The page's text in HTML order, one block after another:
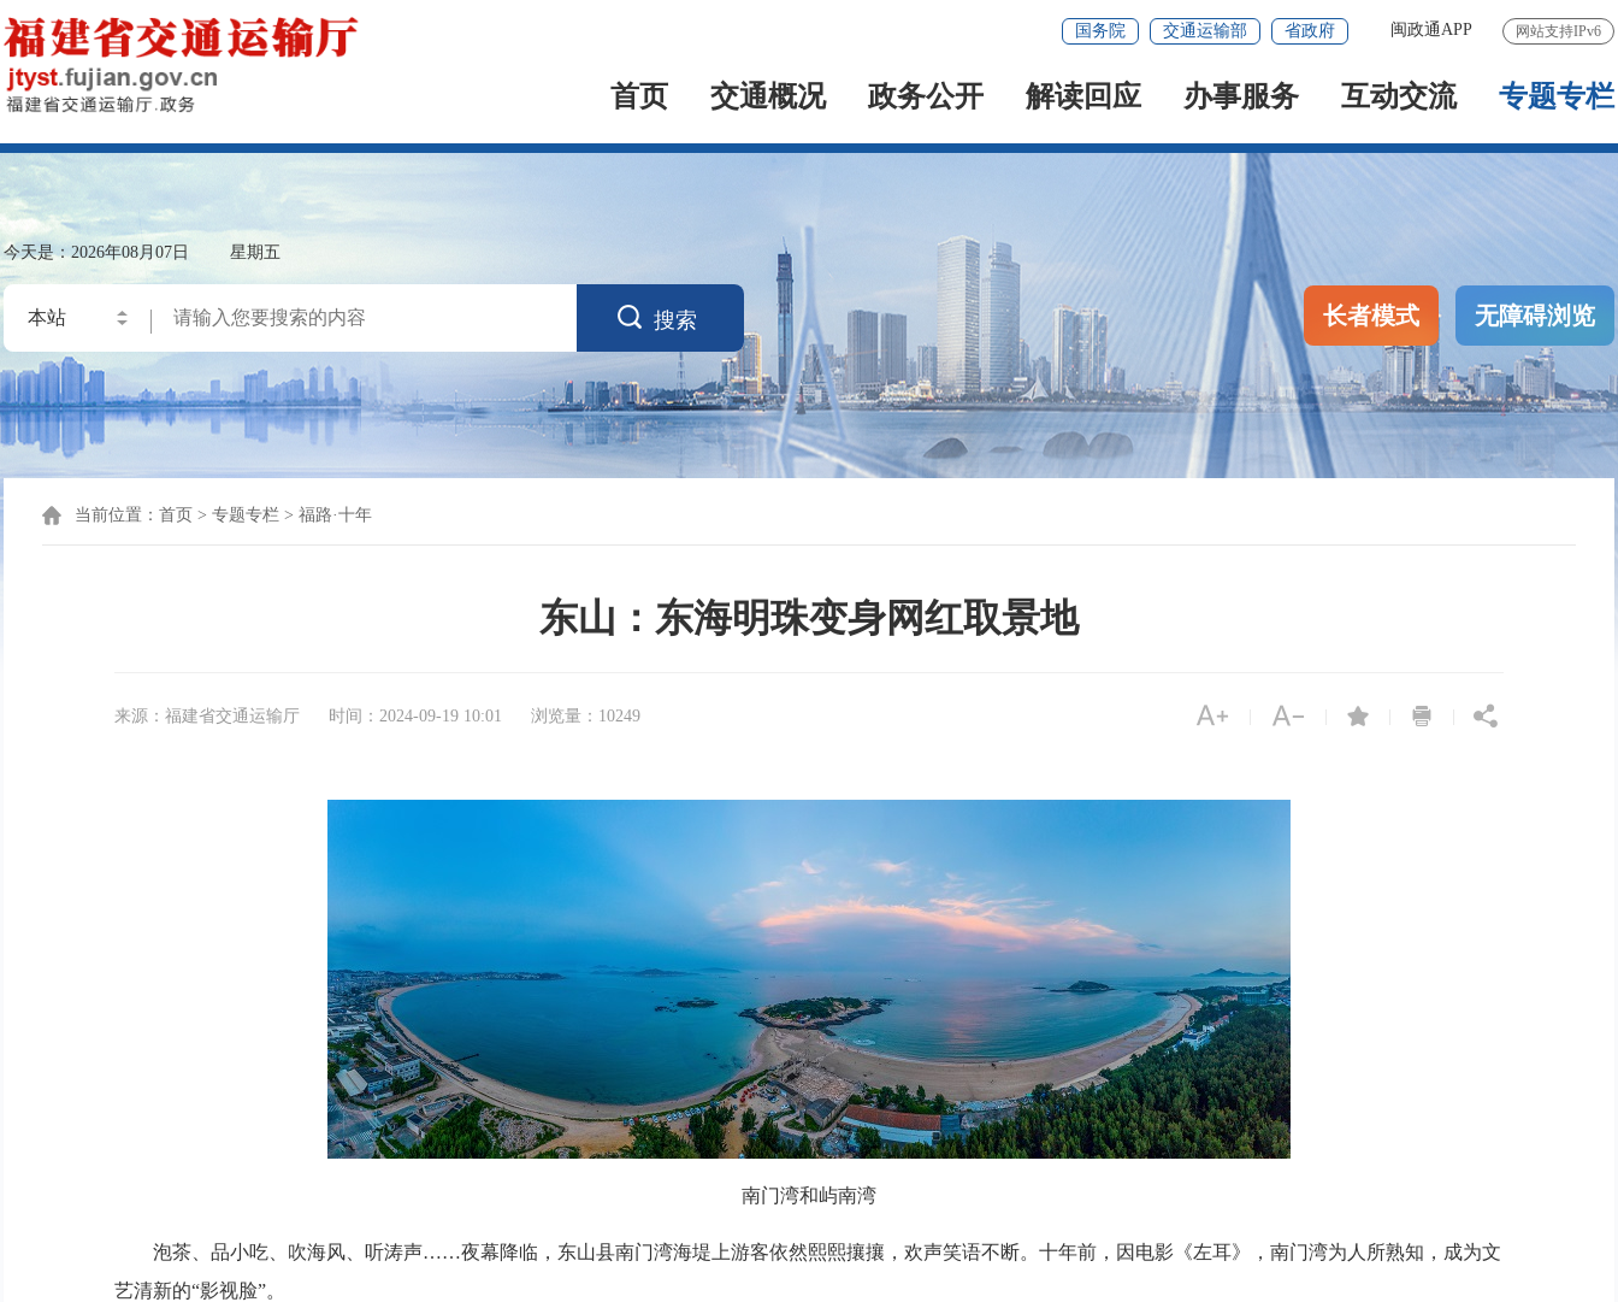
网站支持IPv6
闽政通APP
国务院 交通运输部 省政府
首页 交通概况 政务公开 解读回应 办事服务 互动交流 专题专栏
今天是：2026年08月07日 星期五
 搜索 长者模式 无障碍浏览
当前位置：首页 >专题专栏 >福路·十年
东山：东海明珠变身网红取景地
来源：福建省交通运输厅 时间：2024-09-19 10:01 浏览量： 10249     
南门湾和屿南湾
泡茶、品小吃、吹海风、听涛声……夜幕降临，东山县南门湾海堤上游客依然熙熙攘攘，欢声笑语不断。十年前，因电影《左耳》，南门湾为人所熟知，成为文
艺清新的“影视脸”。